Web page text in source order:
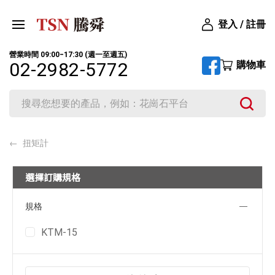
登入 / 註冊
營業時間 09:00‒17:30 (週一至週五)
02-2982-5772 購物車
扭矩計
選擇訂購規格
規格
KTM-15